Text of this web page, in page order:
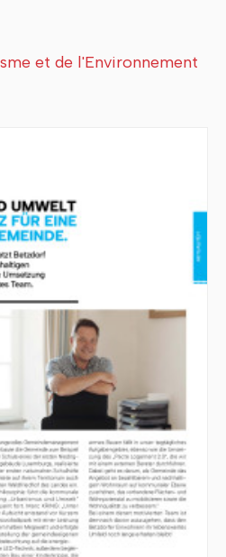
et de l'Environnement